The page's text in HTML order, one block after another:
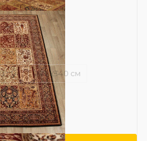
см 240x340 см